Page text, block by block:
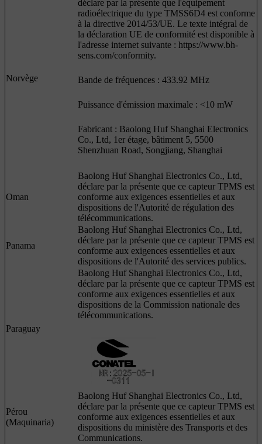
Norvège
déclare par la présente que l'équipement
radioélectrique du type TMSS6D4 est conforme
à la directive 2014/53/UE. Le texte intégral de
la déclaration UE de conformité est disponible à
l'adresse internet suivante : https://www.bh-
sens.com/conformity.
Bande de fréquences : 433.92 MHz
Puissance d'émission maximale : <10 mW
Fabricant : Baolong Huf Shanghai Electronics
Co., Ltd, 1er étage, bâtiment 5, 5500
Shenzhuan Road, Songjiang, Shanghai
Oman
Baolong Huf Shanghai Electronics Co., Ltd,
déclare par la présente que ce capteur TPMS est
conforme aux exigences essentielles et aux
dispositions de l'Autorité de régulation des
télécommunications.
Panama
Baolong Huf Shanghai Electronics Co., Ltd,
déclare par la présente que ce capteur TPMS est
conforme aux exigences essentielles et aux
dispositions de l'Autorité des services publics.
Paraguay
Baolong Huf Shanghai Electronics Co., Ltd,
déclare par la présente que ce capteur TPMS est
conforme aux exigences essentielles et aux
dispositions de la Commission nationale des
télécommunications.
Pérou
(Maquinaria)
Baolong Huf Shanghai Electronics Co., Ltd,
déclare par la présente que ce capteur TPMS est
conforme aux exigences essentielles et aux
dispositions du ministère des Transports et des
Communications.